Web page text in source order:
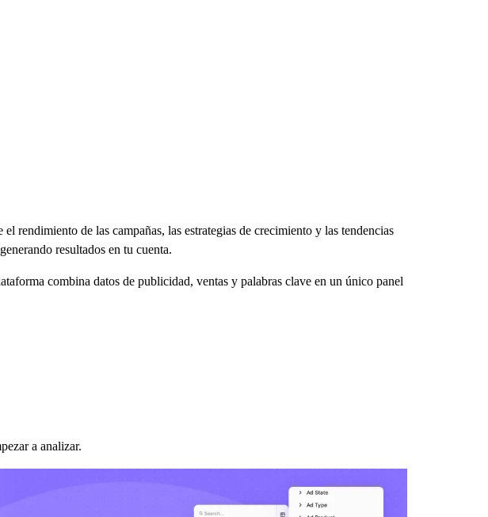
rendimiento de las campañas, las estrategias de crecimiento y las tendencias
resultados en tu cuenta.
combina datos de publicidad, ventas y palabras clave en un único panel
a analizar.